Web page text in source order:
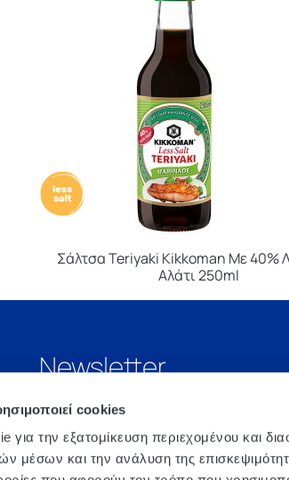
cookies
για την εξατομίκευση περιεχομένου και
μέσων και την ανάλυση της
Σάλτσα Teriyaki Kikkoman Με 40%
Αλάτι 250ml
Newsletter